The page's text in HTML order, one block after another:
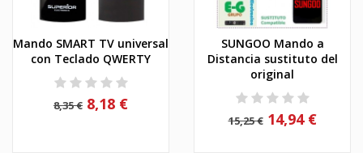
Mando SMART TV universal
con Teclado QWERTY
8,35 € 8,18 €
SUNGOO Mando a
Distancia sustituto del
original
15,25 € 14,94 €